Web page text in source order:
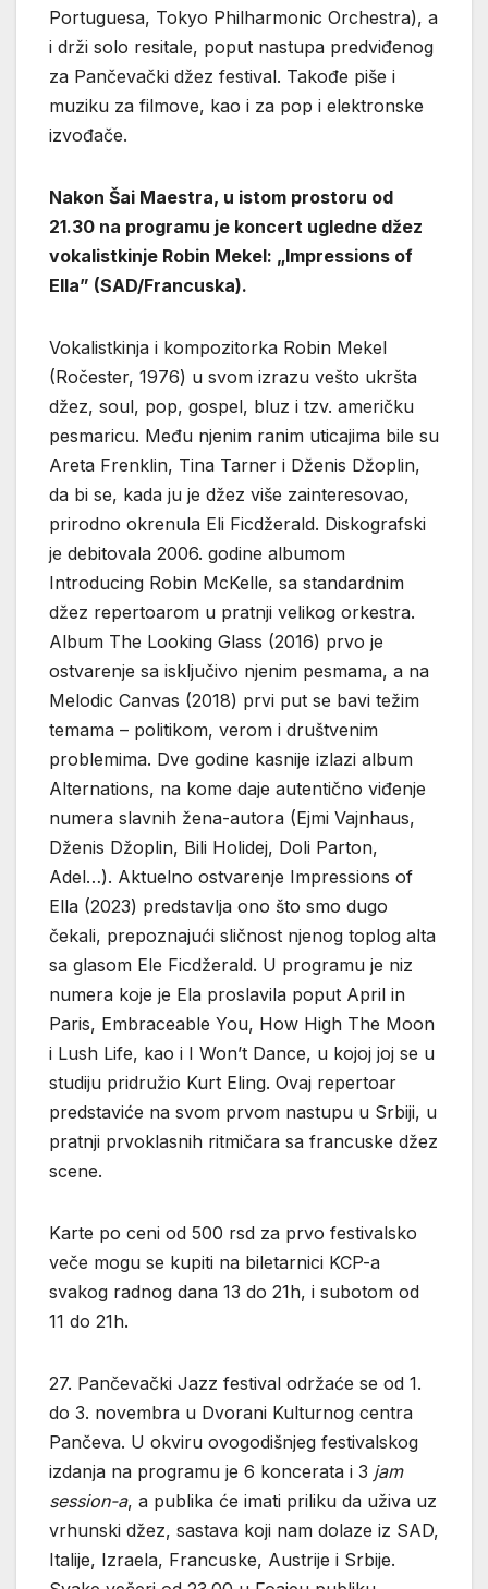
Portuguesa, Tokyo Philharmonic Orchestra), a
i drži solo resitale, poput nastupa predviđenog
za Pančevački džez festival. Takođe piše i
muziku za filmove, kao i za pop i elektronske
izvođače.
Nakon Šai Maestra, u istom prostoru od
21.30 na programu je koncert ugledne džez
vokalistkinje Robin Mekel: „Impressions of
Ella” (SAD/Francuska).
Vokalistkinja i kompozitorka Robin Mekel
(Ročester, 1976) u svom izrazu vešto ukršta
džez, soul, pop, gospel, bluz i tzv. američku
pesmaricu. Među njenim ranim uticajima bile su
Areta Frenklin, Tina Tarner i Dženis Džoplin,
da bi se, kada ju je džez više zainteresovao,
prirodno okrenula Eli Ficdžerald. Diskografski
je debitovala 2006. godine albumom
Introducing Robin McKelle, sa standardnim
džez repertoarom u pratnji velikog orkestra.
Album The Looking Glass (2016) prvo je
ostvarenje sa isključivo njenim pesmama, a na
Melodic Canvas (2018) prvi put se bavi težim
temama – politikom, verom i društvenim
problemima. Dve godine kasnije izlazi album
Alternations, na kome daje autentično viđenje
numera slavnih žena-autora (Ejmi Vajnhaus,
Dženis Džoplin, Bili Holidej, Doli Parton,
Adel…). Aktuelno ostvarenje Impressions of
Ella (2023) predstavlja ono što smo dugo
čekali, prepoznajući sličnost njenog toplog alta
sa glasom Ele Ficdžerald. U programu je niz
numera koje je Ela proslavila poput April in
Paris, Embraceable You, How High The Moon
i Lush Life, kao i I Won’t Dance, u kojoj joj se u
studiju pridružio Kurt Eling. Ovaj repertoar
predstaviće na svom prvom nastupu u Srbiji, u
pratnji prvoklasnih ritmičara sa francuske džez
scene.
Karte po ceni od 500 rsd za prvo festivalsko
veče mogu se kupiti na biletarnici KCP-a
svakog radnog dana 13 do 21h, i subotom od
11 do 21h.
27. Pančevački Jazz festival održaće se od 1.
do 3. novembra u Dvorani Kulturnog centra
Pančeva. U okviru ovogodišnjeg festivalskog
izdanja na programu je 6 koncerata i 3 jam
session-a, a publika će imati priliku da uživa uz
vrhunski džez, sastava koji nam dolaze iz SAD,
Italije, Izraela, Francuske, Austrije i Srbije.